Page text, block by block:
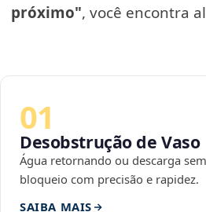
próximo", você encontra
01
Desobstrução de Vaso
Água retornando ou descarga
bloqueio com precisão e rapidez.
SAIBA MAIS